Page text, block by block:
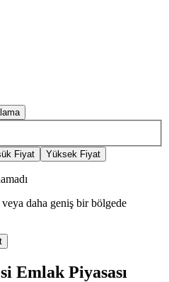
Fiyat Yüksek Fiyat
daha geniş bir bölgede
Emlak Piyasası